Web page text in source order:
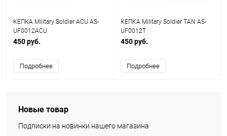
КЕПКА Military Soldier ACU AS-
UF0012ACU
450 руб.
Подробнее
КЕПКА Military Soldier TAN AS-
UF0012T
450 руб.
Подробнее
Новые товар
Подписки на новинки нашего магазина